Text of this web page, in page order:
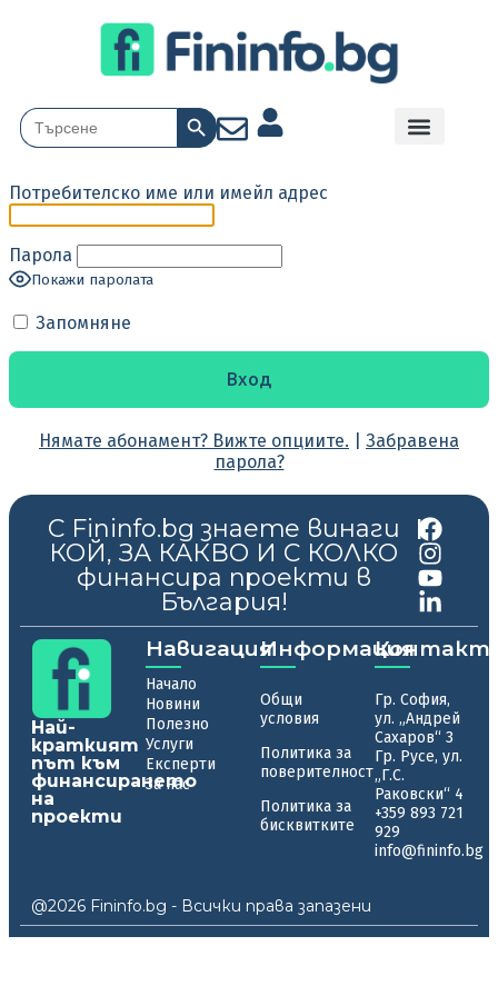
Search
for:
Search Button
Потребителско име или имейл адрес
Парола
Покажи паролата
Запомняне
Нямате абонамент? Вижте опциите.
Забравена
парола?
С Fininfo.bg знаете винаги
КОЙ, ЗА КАКВО И С КОЛКО
финансира проекти в
България!
|
Най-
краткият
път към
финансирането
на
проекти
Навигация
Начало
Новини
Полезно
Услуги
Експерти
За нас
Информация
Общи
условия
Политика за
поверителност
Политика за
бисквитките
Гр. София,
ул. „Андрей
Сахаров“ 3
Гр. Русе, ул.
„Г.С.
Раковски“ 4
+359 893 721
929
info@fininfo.bg
@2026 Fininfo.bg - Всички права запазени